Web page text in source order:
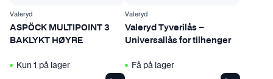
Valeryd
ASPÖCK MULTIPOINT 3
BAKLYKT HØYRE
Kun 1 på lager
Valeryd
Valeryd Tyverilås –
Universallås for tilhenger
Få på lager